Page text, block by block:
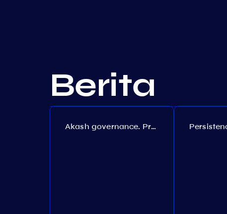
Berita
Akash governance. Proposal №308